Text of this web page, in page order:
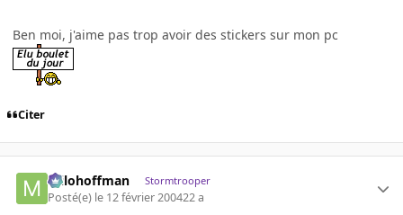
Ben moi, j'aime pas trop avoir des stickers sur mon pc
Citer
milohoffman Stormtrooper
Posté(e) le 12 février 200422 a